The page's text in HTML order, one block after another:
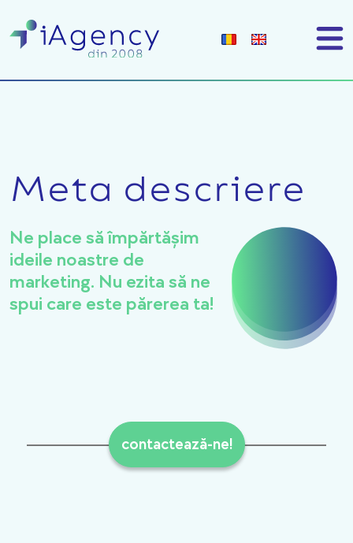
Meta descriere
Ne place să împărtășim
ideile noastre de
marketing. Nu ezita să ne
spui care este părerea ta!
contactează-ne!